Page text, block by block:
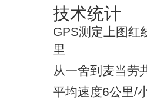
技术统计
GPS测定上图红
里
从一舍到麦当劳
平均速度6公里/